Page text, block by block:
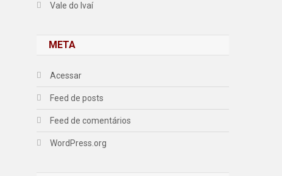
Vale do Ivaí
META
Acessar
Feed de posts
Feed de comentários
WordPress.org